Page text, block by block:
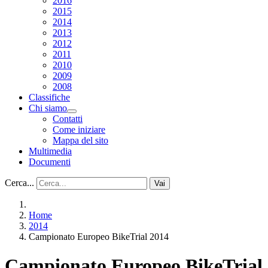
2015
2014
2013
2012
2011
2010
2009
2008
Classifiche
Chi siamo
Contatti
Come iniziare
Mappa del sito
Multimedia
Documenti
Cerca... Vai
Home
2014
Campionato Europeo BikeTrial 2014